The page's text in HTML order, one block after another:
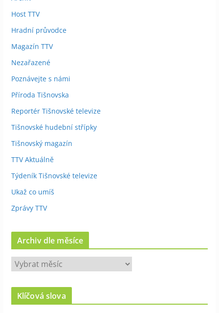
Host TTV
Hradní průvodce
Magazín TTV
Nezařazené
Poznávejte s námi
Příroda Tišnovska
Reportér Tišnovské televize
Tišnovské hudební střípky
Tišnovský magazín
TTV Aktuálně
Týdeník Tišnovské televize
Ukaž co umíš
Zprávy TTV
Archiv dle měsíce
A
c
Klíčová slova